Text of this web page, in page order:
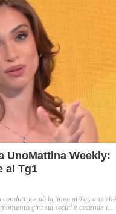
UnoMattina Weekly:
al Tg1
dà la linea al Tg5 anziché
gira sui social e accende i